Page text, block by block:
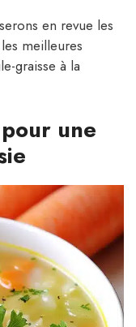
en revue les
meilleures
graisse à la
une